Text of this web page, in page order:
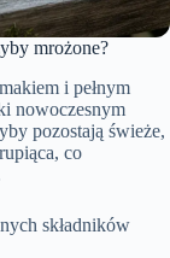
mrożone?
i pełnym
nowoczesnym
pozostają świeże,
co
składników